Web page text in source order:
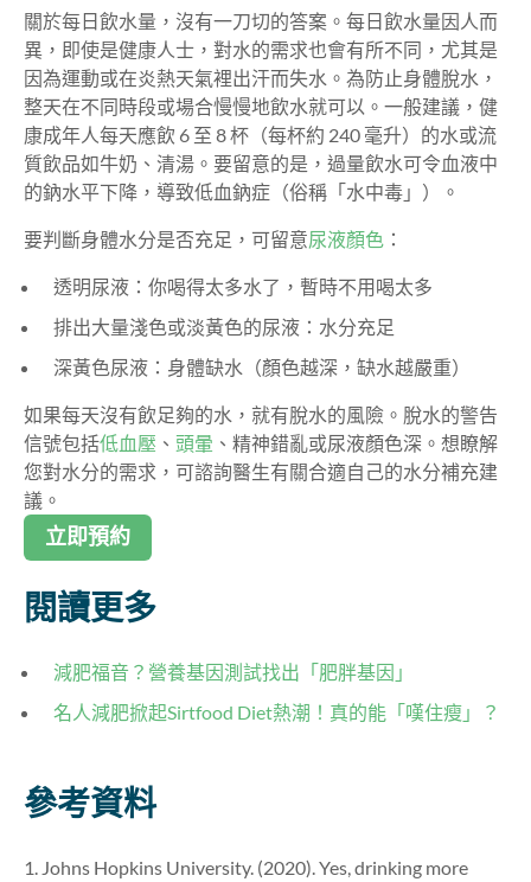
關於每日飲水量，沒有一刀切的答案。每日飲水量因人而
異，即使是健康人士，對水的需求也會有所不同，尤其是
因為運動或在炎熱天氣裡出汗而失水。為防止身體脫水，
整天在不同時段或場合慢慢地飲水就可以。一般建議，健
康成年人每天應飲 6 至 8 杯（每杯約 240 毫升）的水或流
質飲品如牛奶、清湯。要留意的是，過量飲水可令血液中
的鈉水平下降，導致低血鈉症（俗稱「水中毒」）。
要判斷身體水分是否充足，可留意尿液顏色 ：
透明尿液：你喝得太多水了，暫時不用喝太多
排出大量淺色或淡黃色的尿液：水分充足
深黃色尿液：身體缺水（顏色越深，缺水越嚴重）
如果每天沒有飲足夠的水，就有脫水的風險。脫水的警告
信號包括低血壓 、 頭暈 、精神錯亂或尿液顏色深。想瞭解
您對水分的需求，可諮詢醫生有關合適自己的水分補充建
議。
立即預約
閱讀更多
減肥福音？營養基因測試找出「肥胖基因」
名人減肥掀起Sirtfood Diet熱潮！真的能「嘆住瘦」？
參考資料
1. Johns Hopkins University. (2020). Yes, drinking more